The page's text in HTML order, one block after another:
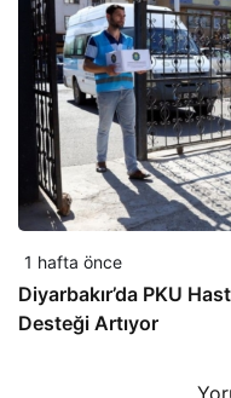
1 hafta önce
Diyarbakır’da PKU
Desteği Artıyor